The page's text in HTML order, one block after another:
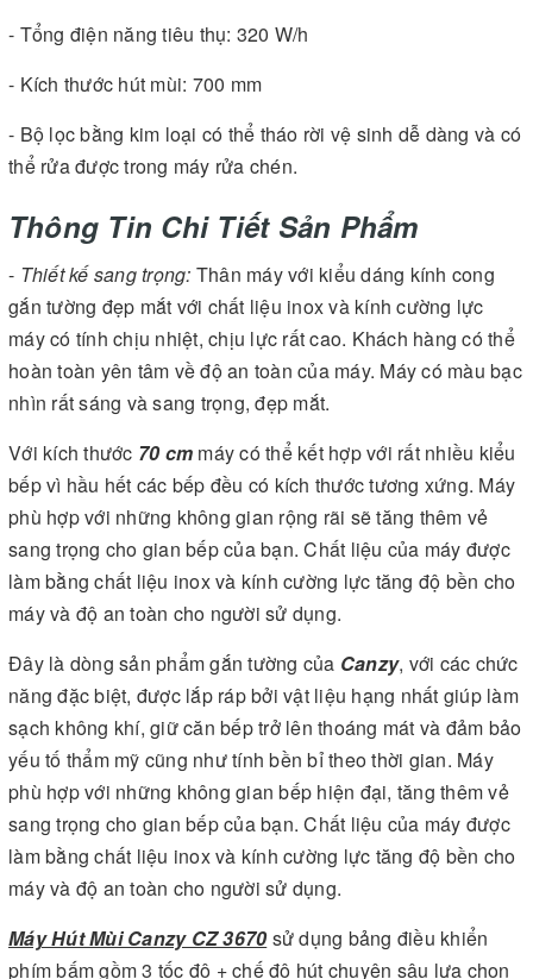
- Tổng điện năng tiêu thụ: 320 W/h
- Kích thước hút mùi: 700 mm
- Bộ lọc bằng kim loại có thể tháo rời vệ sinh dễ dàng và có
thể rửa được trong máy rửa chén.
Thông Tin Chi Tiết Sản Phẩm
- Thiết kế sang trọng: Thân máy với kiểu dáng kính cong
gắn tường đẹp mắt với chất liệu inox và kính cường lực
máy có tính chịu nhiệt, chịu lực rất cao. Khách hàng có thể
hoàn toàn yên tâm về độ an toàn của máy. Máy có màu bạc
nhìn rất sáng và sang trọng, đẹp mắt.
Với kích thước 70 cm máy có thể kết hợp với rất nhiều kiểu
bếp vì hầu hết các bếp đều có kích thước tương xứng. Máy
phù hợp với những không gian rộng rãi sẽ tăng thêm vẻ
sang trọng cho gian bếp của bạn. Chất liệu của máy được
làm bằng chất liệu inox và kính cường lực tăng độ bền cho
máy và độ an toàn cho người sử dụng.
Đây là dòng sản phẩm gắn tường của Canzy, với các chức
năng đặc biệt, được lắp ráp bởi vật liệu hạng nhất giúp làm
sạch không khí, giữ căn bếp trở lên thoáng mát và đảm bảo
yếu tố thẩm mỹ cũng như tính bền bỉ theo thời gian. Máy
phù hợp với những không gian bếp hiện đại, tăng thêm vẻ
sang trọng cho gian bếp của bạn. Chất liệu của máy được
làm bằng chất liệu inox và kính cường lực tăng độ bền cho
máy và độ an toàn cho người sử dụng.
Máy Hút Mùi Canzy CZ 3670 sử dụng bảng điều khiển
phím bấm gồm 3 tốc độ + chế độ hút chuyên sâu lựa chọn